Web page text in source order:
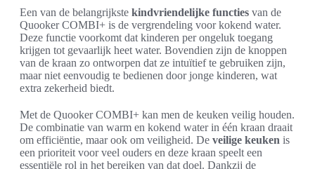
Een van de belangrijkste kindvriendelijke functies van de
Quooker COMBI+ is de vergrendeling voor kokend water.
Deze functie voorkomt dat kinderen per ongeluk toegang
krijgen tot gevaarlijk heet water. Bovendien zijn de knoppen
van de kraan zo ontworpen dat ze intuïtief te gebruiken zijn,
maar niet eenvoudig te bedienen door jonge kinderen, wat
extra zekerheid biedt.
Met de Quooker COMBI+ kan men de keuken veilig houden.
De combinatie van warm en kokend water in één kraan draait
om efficiëntie, maar ook om veiligheid. De veilige keuken is
een prioriteit voor veel ouders en deze kraan speelt een
essentiële rol in het bereiken van dat doel. Dankzij de